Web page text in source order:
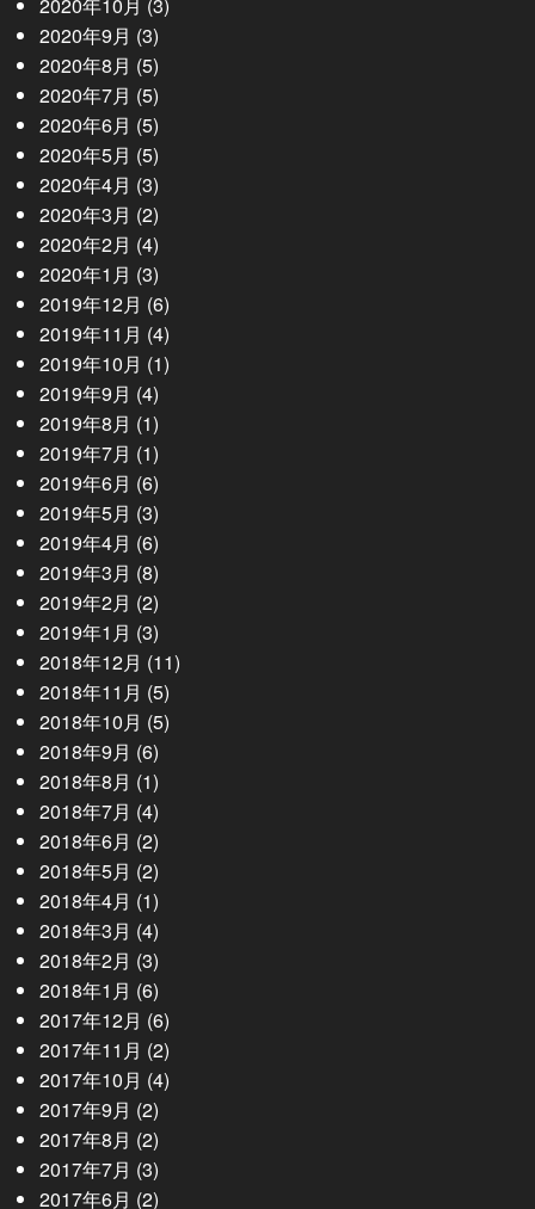
2020年10月 (3)
2020年9月 (3)
2020年8月 (5)
2020年7月 (5)
2020年6月 (5)
2020年5月 (5)
2020年4月 (3)
2020年3月 (2)
2020年2月 (4)
2020年1月 (3)
2019年12月 (6)
2019年11月 (4)
2019年10月 (1)
2019年9月 (4)
2019年8月 (1)
2019年7月 (1)
2019年6月 (6)
2019年5月 (3)
2019年4月 (6)
2019年3月 (8)
2019年2月 (2)
2019年1月 (3)
2018年12月 (11)
2018年11月 (5)
2018年10月 (5)
2018年9月 (6)
2018年8月 (1)
2018年7月 (4)
2018年6月 (2)
2018年5月 (2)
2018年4月 (1)
2018年3月 (4)
2018年2月 (3)
2018年1月 (6)
2017年12月 (6)
2017年11月 (2)
2017年10月 (4)
2017年9月 (2)
2017年8月 (2)
2017年7月 (3)
2017年6月 (2)